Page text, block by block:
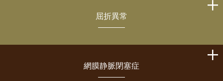
屈折異常
網膜静脈閉塞症